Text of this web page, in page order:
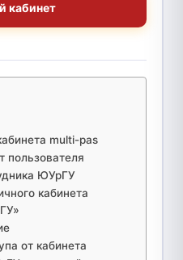
кабинет
multi-pas
пользователя
ЮУрГУ
кабинета
от кабинета